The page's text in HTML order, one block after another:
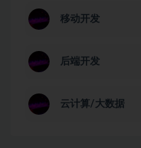
移动开发
后端开发
云计算/大数据